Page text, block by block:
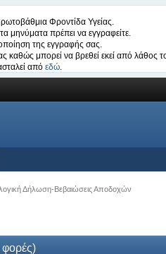
Φροντίδα Υγείας.
μηνύματα πρέπει να εγγραφείτε.
της εγγραφής σας.
μπορεί να βρεθεί εκεί από λάθος
από εδώ.
Δήλωση-Βεβαιώσεις Αποδοχών